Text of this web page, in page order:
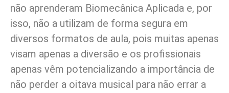
não aprenderam Biomecânica Aplicada e, por
isso, não a utilizam de forma segura em
diversos formatos de aula, pois muitas apenas
visam apenas a diversão e os profissionais
apenas vêm potencializando a importância de
não perder a oitava musical para não errar a